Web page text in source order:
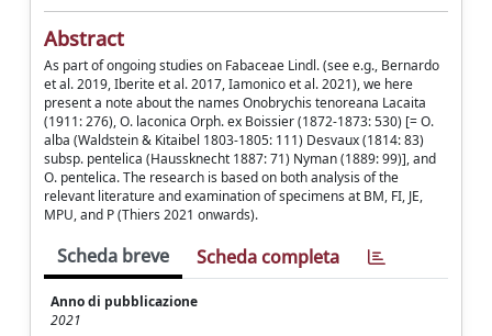
Abstract
As part of ongoing studies on Fabaceae Lindl. (see e.g., Bernardo
et al. 2019, Iberite et al. 2017, Iamonico et al. 2021), we here
present a note about the names Onobrychis tenoreana Lacaita
(1911: 276), O. laconica Orph. ex Boissier (1872-1873: 530) [= O.
alba (Waldstein & Kitaibel 1803-1805: 111) Desvaux (1814: 83)
subsp. pentelica (Haussknecht 1887: 71) Nyman (1889: 99)], and
O. pentelica. The research is based on both analysis of the
relevant literature and examination of specimens at BM, FI, JE,
MPU, and P (Thiers 2021 onwards).
Scheda breve Scheda completa
Anno di pubblicazione
2021